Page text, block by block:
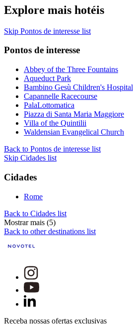
Explore mais hotéis
Skip Pontos de interesse list
Pontos de interesse
Abbey of the Three Fountains
Aqueduct Park
Bambino Gesù Children's Hospital
Capannelle Racecourse
PalaLottomatica
Piazza di Santa Maria Maggiore
Villa of the Quintilii
Waldensian Evangelical Church
Back to Pontos de interesse list
Skip Cidades list
Cidades
Rome
Back to Cidades list
Mostrar mais (5)
Back to other destinations list
Receba nossas ofertas exclusivas